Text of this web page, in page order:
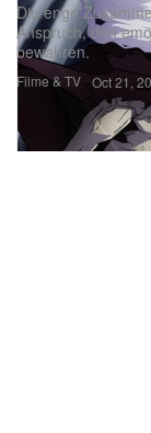
Filme & TV
Die enge
Anspruch, den
bewahren.
Oct 21,